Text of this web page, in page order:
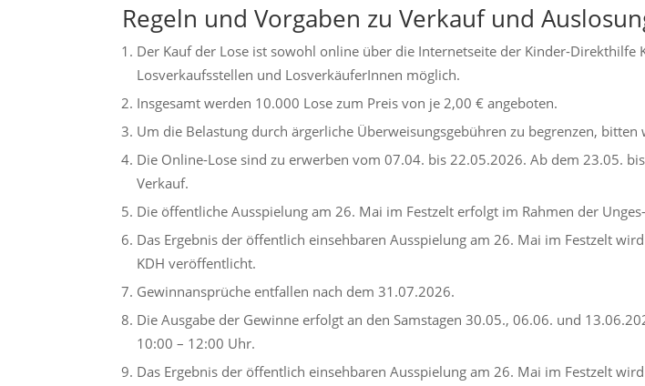
Regeln und Vorgaben zu Verkauf und
Der Kauf der Lose ist sowohl online über die Internetseite der Kinder-Direkthilfe
Losverkaufsstellen und LosverkäuferInnen möglich.
Insgesamt werden 10.000 Lose zum Preis von je 2,00 € angeboten.
Um die Belastung durch ärgerliche Überweisungsgebühren zu begrenzen,
Die Online-Lose sind zu erwerben vom 07.04. bis 22.05.2026. Ab dem 23.05.
Verkauf.
Die öffentliche Ausspielung am 26. Mai im Festzelt erfolgt im Rahmen der
Das Ergebnis der öffentlich einsehbaren Ausspielung am 26. Mai im Festzelt
KDH veröffentlicht.
Gewinnansprüche entfallen nach dem 31.07.2026.
Die Ausgabe der Gewinne erfolgt an den Samstagen 30.05., 06.06. und
10:00 – 12:00 Uhr.
Das Ergebnis der öffentlich einsehbaren Ausspielung am 26. Mai im Festzelt